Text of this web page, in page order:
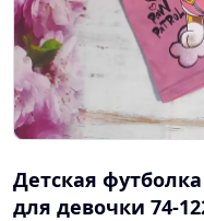
Детская
для девочки 74-